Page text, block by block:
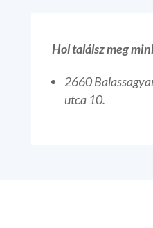
Hol találsz meg
2660
utca 10.